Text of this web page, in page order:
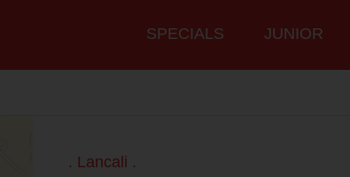
Hauptmenü
SPECIALS JUNIOR
. Lancali .